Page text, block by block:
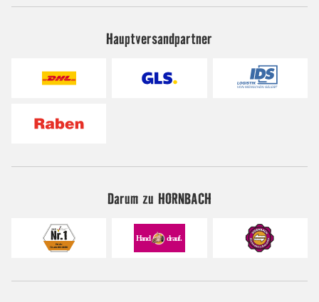
Hauptversandpartner
Darum zu HORNBACH